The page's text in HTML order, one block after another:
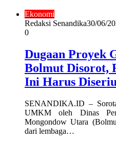
Ekonomi
Redaksi Senandika30/06/
0
Dugaan Proyek
Bolmut Disorot,
Ini Harus
SENANDIKA.ID –
UMKM oleh Dinas
Mongondow Utara
dari lembaga…